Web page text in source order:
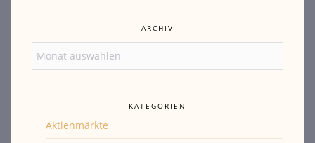
ARCHIV
KATEGORIEN
Aktienmärkte